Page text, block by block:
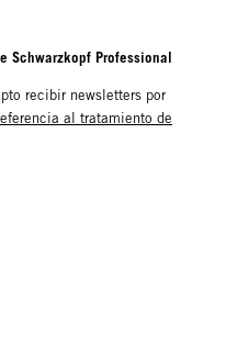
Schwarzkopf Professional
recibir newsletters por
al tratamiento de